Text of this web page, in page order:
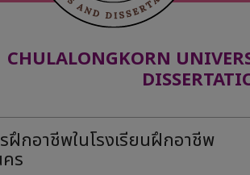
CHULALONGKORN
ฝึกอาชีพในโรงเรียนฝึกอาชีพ
ร